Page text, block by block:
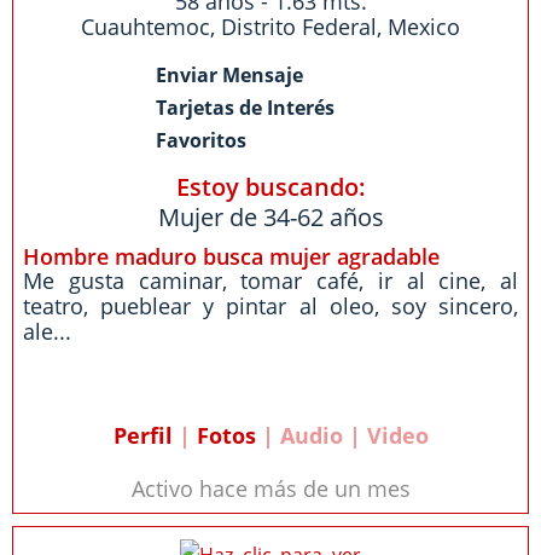
Cuauhtemoc, Distrito Federal, Mexico
Enviar Mensaje
Tarjetas de Interés
Favoritos
Estoy buscando:
Mujer de 34-62 años
Hombre maduro busca mujer agradable
Me gusta caminar, tomar café, ir al cine, al
teatro, pueblear y pintar al oleo, soy sincero,
ale...
Perfil | Fotos| Audio | Video
Activo hace más de un mes